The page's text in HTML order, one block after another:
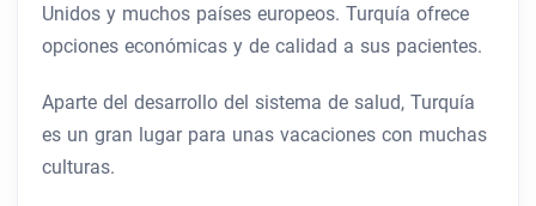
Unidos y muchos países europeos. Turquía ofrece
opciones económicas y de calidad a sus pacientes.
Aparte del desarrollo del sistema de salud, Turquía
es un gran lugar para unas vacaciones con muchas
culturas.